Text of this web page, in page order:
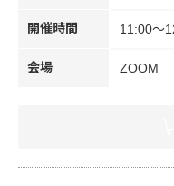
開催時間 11:00～
会場 ZOOM